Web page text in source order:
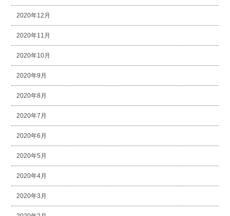
2020年12月
2020年11月
2020年10月
2020年9月
2020年8月
2020年7月
2020年6月
2020年5月
2020年4月
2020年3月